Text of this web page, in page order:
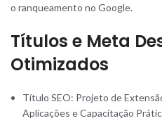
o ranqueamento no Google.
Títulos e Meta
Otimizados
Título SEO: Projeto de
Aplicações e Capacitação